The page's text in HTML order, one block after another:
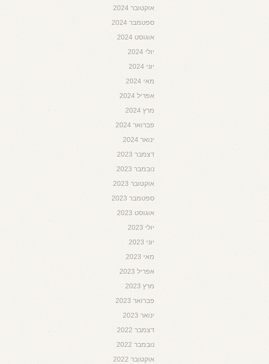
אוקטובר 2024
ספטמבר 2024
אוגוסט 2024
יולי 2024
יוני 2024
מאי 2024
אפריל 2024
מרץ 2024
פברואר 2024
ינואר 2024
דצמבר 2023
נובמבר 2023
אוקטובר 2023
ספטמבר 2023
אוגוסט 2023
יולי 2023
יוני 2023
מאי 2023
אפריל 2023
מרץ 2023
פברואר 2023
ינואר 2023
דצמבר 2022
נובמבר 2022
אוקטובר 2022